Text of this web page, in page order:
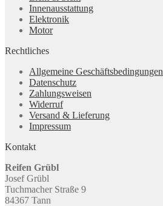
Innenausstattung
Elektronik
Motor
Rechtliches
Allgemeine Geschäftsbedingungen
Datenschutz
Zahlungsweisen
Widerruf
Versand & Lieferung
Impressum
Kontakt
Reifen Grübl
Josef Grübl
Tuchmacher Straße 9
84367 Tann